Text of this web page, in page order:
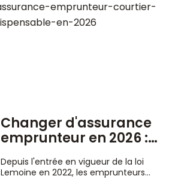
Changer d'assurance
emprunteur en 2026 :
pourquoi un courtier est
indispensable
Depuis l'entrée en vigueur de la loi
Lemoine en 2022, les emprunteurs